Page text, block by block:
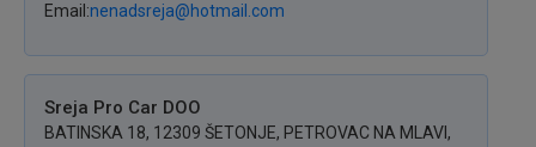
Email nenadsreja@hotmail.com
Sreja Pro Car DOO
BATINSKA 18, 12309 ŠETONJE, PETROVAC NA MLAVI ,